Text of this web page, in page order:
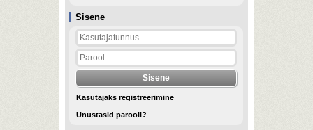
Sisene
Kasutajaks registreerimine
Unustasid parooli?